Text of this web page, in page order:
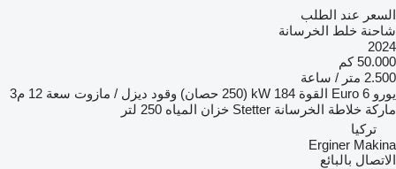
السعر عند الطلب
شاحنة خلط الخرسانة
2024
50.000 كم
2.500 متر / ساعة
يورو Euro 6 القوة 184 kW (250 حصان) وقود ديزل / مازوت سعة 12 م3
ماركة خلاطة الخرسانة Stetter خزان المياه 250 لتر
تركيا
Erginer Makina
الاتصال بالبائع